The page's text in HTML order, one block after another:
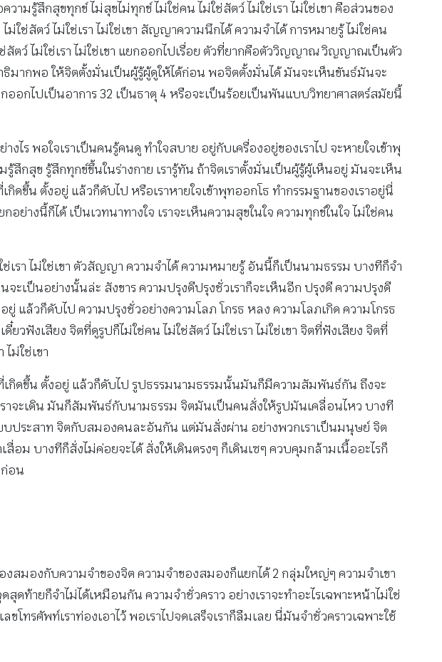
มรู้สึกสุขทุกข์ ไม่สุขไม่ทุกข์ ไม่ใช่คน ไม่ใช่สัตว์ ไม่ใช่เรา ไม่ใช่เขา คือส่วนของ
สัตว์ ไม่ใช่เรา ไม่ใช่เขา สัญญาความนึกได้ ความจำได้ การหมายรู้ ไม่ใช่คน
ช่สัตว์ ไม่ใช่เรา ไม่ใช่เขา แยกออกไปเรื่อย ตัวที่ยากคือตัววิญญาณ วิญญาณเป็นตัว
ธิมากพอ ให้จิตตั้งมั่นเป็นผู้รู้ผู้ดูให้ได้ก่อน พอจิตตั้งมั่นได้ มันจะเห็นขันธ์มันจะ
กไปเป็นอาการ 32 เป็นธาตุ 4 หรือจะเป็นร้อยเป็นพันแบบวิทยาศาสตร์สมัยนี้
พอใจเราเป็นคนรู้คนดู ทำใจสบาย อยู่กับเครื่องอยู่ของเราไป จะหายใจเข้าพุ
กสุข รู้สึกทุกข์ขึ้นในร่างกาย เรารู้ทัน ถ้าจิตเราตั้งมั่นเป็นผู้รู้ผู้เห็นอยู่ มันจะเห็น
กิดขึ้น ตั้งอยู่ แล้วก็ดับไป หรือเราหายใจเข้าพุทออกโธ ทำกรรมฐานของเราอยู่นี่
างนี้ก็ได้ เป็นเวทนาทางใจ เราจะเห็นความสุขในใจ ความทุกข์ในใจ ไม่ใช่คน
รา ไม่ใช่เขา ตัวสัญญา ความจำได้ ความหมายรู้ อันนี้ก็เป็นนามธรรม บางทีก็จำ
ะเป็นอย่างนั้นล่ะ สังขาร ความปรุงดีปรุงชั่วเราก็จะเห็นอีก ปรุงดี ความปรุงดี
แล้วก็ดับไป ความปรุงชั่วอย่างความโลภ โกรธ หลง ความโลภเกิด ความโกรธ
วฟังเสียง จิตที่ดูรูปก็ไม่ใช่คน ไม่ใช่สัตว์ ไม่ใช่เรา ไม่ใช่เขา จิตที่ฟังเสียง จิตที่
ม่ใช่เขา
เกิดขึ้น ตั้งอยู่ แล้วก็ดับไป รูปธรรมนามธรรมนั้นมันก็มีความสัมพันธ์กัน ถึงจะ
าจะเดิน มันก็สัมพันธ์กับนามธรรม จิตมันเป็นคนสั่งให้รูปมันเคลื่อนไหว บางที
ประสาท จิตกับสมองคนละอันกัน แต่มันสั่งผ่าน อย่างพวกเราเป็นมนุษย์ จิต
อม บางทีก็สั่งไม่ค่อยจะได้ สั่งให้เดินตรงๆ ก็เดินเซๆ ควบคุมกล้ามเนื้ออะไรก็
อน
สมองกับความจำของจิต ความจำของสมองก็แยกได้ 2 กลุ่มใหญ่ๆ ความจำเขา
สุดท้ายก็จำไม่ได้เหมือนกัน ความจำชั่วคราว อย่างเราจะทำอะไรเฉพาะหน้าไม่ใช่
ทรศัพท์เราท่องเอาไว้ พอเราไปจดเสร็จเราก็ลืมเลย นี่มันจำชั่วคราวเฉพาะใช้